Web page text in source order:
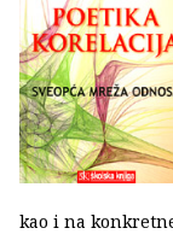
kao i na